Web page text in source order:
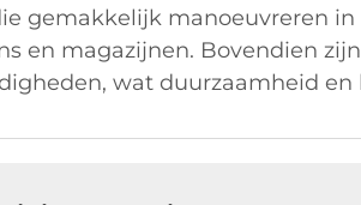
gemakkelijk manoeuvreren
en magazijnen. Bovendien
wat duurzaamheid